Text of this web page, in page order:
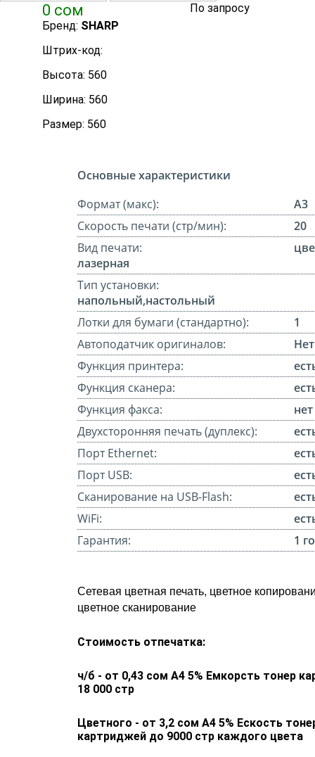
0 сом
По запросу
Бренд: SHARP
Штрих-код:
Высота: 560
Ширина: 560
Размер: 560
Основные характеристики
Формат (макс):
A3
Скорость печати (стр/мин):
20
Вид печати:
лазерная
Тип установки:
напольный,настольный
Лотки для бумаги (стандартно):
1
Автоподатчик оригиналов:
Нет
Функция принтера:
Функция сканера:
Функция факса:
нет
Двухсторонняя печать (дуплекс):
Порт Ethernet:
Порт USB:
Сканирование на USB-Flash:
WiFi:
Гарантия:
1
Сетевая цветная печать, цветное
цветное сканирование
Стоимость отпечатка:
ч/б - от 0,43 сом А4 5% Емкорсть тонер
18 000 стр
Цветного - от 3,2 сом А4 5% Ескость
картриджей до 9000 стр каждого цвета